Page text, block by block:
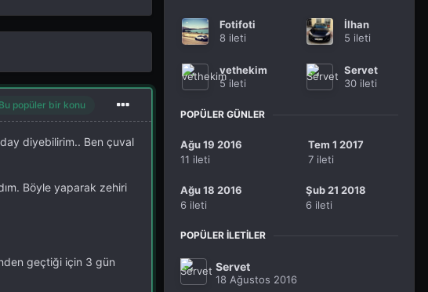
Bu popüler bir konu
diyebilirim.. Ben çuval
Böyle yaparak zehiri
geçtiği için 3 gün
Fotifoti
8 ileti
İlhan
5 ileti
vethekim
5 ileti
Servet
30 ileti
POPÜLER GÜNLER
Ağu 19 2016
11 ileti
Tem 1 2017
7 ileti
Ağu 18 2016
6 ileti
Şub 21 2018
6 ileti
POPÜLER İLETILER
Servet
18 Ağustos 2016